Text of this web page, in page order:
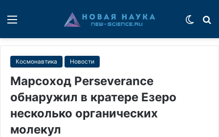
Космонавтика Новости
Марсоход Perseverance
обнаружил в кратере Езеро
несколько органических
молекул